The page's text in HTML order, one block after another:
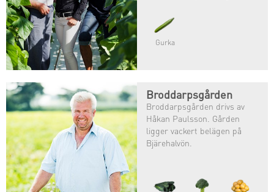
mest älskade grönsak?
Gurka
Broddarpsgården
Broddarpsgården drivs av
Håkan Paulsson. Gården
ligger vackert belägen på
Bjärehalvön.